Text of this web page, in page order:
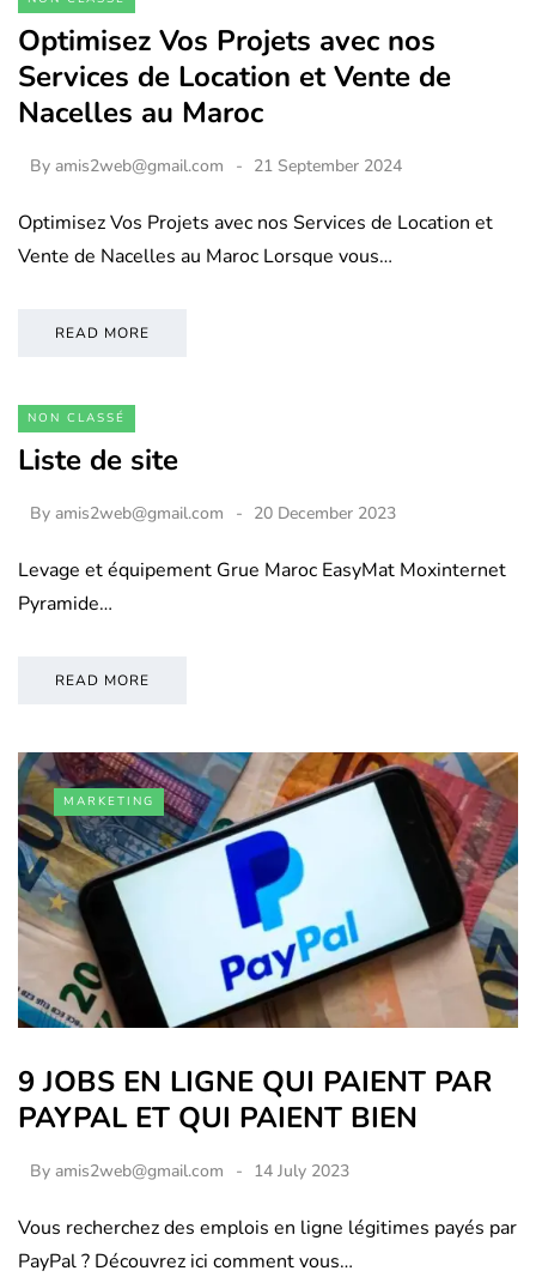
Optimisez Vos Projets avec nos
Services de Location et Vente de
Nacelles au Maroc
By amis2web@gmail.com 21 September 2024
Optimisez Vos Projets avec nos Services de Location et
Vente de Nacelles au Maroc Lorsque vous…
READ MORE
NON CLASSÉ
Liste de site
By amis2web@gmail.com 20 December 2023
Levage et équipement Grue Maroc EasyMat Moxinternet
Pyramide…
READ MORE
MARKETING
9 JOBS EN LIGNE QUI PAIENT PAR
PAYPAL ET QUI PAIENT BIEN
By amis2web@gmail.com 14 July 2023
Vous recherchez des emplois en ligne légitimes payés par
PayPal ? Découvrez ici comment vous…